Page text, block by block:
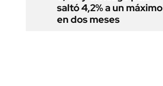
saltó 4,2% a un máximo
en dos meses